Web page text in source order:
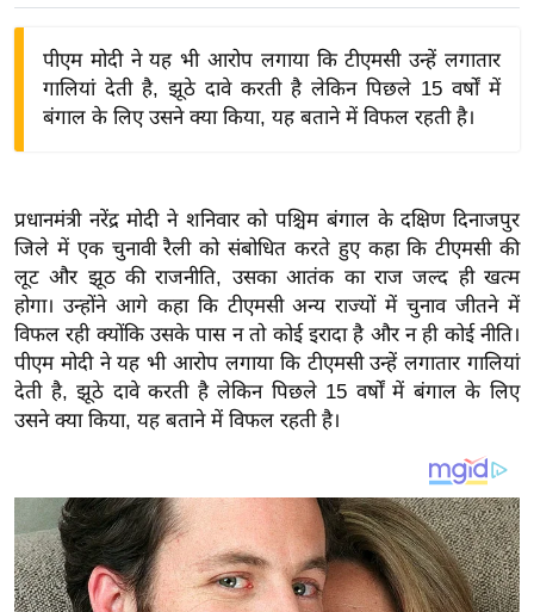
ज़
ग
त
वि
शे
ष
ज्ञ
रा
ब
ज
ट
खे
पीएम मोदी ने यह भी आरोप लगाया कि टीएमसी उन्हें लगातार
गालियां देती है, झूठे दावे करती है लेकिन पिछले 15 वर्षों में
बंगाल के लिए उसने क्या किया, यह बताने में विफल रहती है।
प्रधानमंत्री नरेंद्र मोदी ने शनिवार को पश्चिम बंगाल के दक्षिण दिनाजपुर
जिले में एक चुनावी रैली को संबोधित करते हुए कहा कि टीएमसी की
लूट और झूठ की राजनीति, उसका आतंक का राज जल्द ही खत्म
होगा। उन्होंने आगे कहा कि टीएमसी अन्य राज्यों में चुनाव जीतने में
विफल रही क्योंकि उसके पास न तो कोई इरादा है और न ही कोई नीति।
पीएम मोदी ने यह भी आरोप लगाया कि टीएमसी उन्हें लगातार गालियां
देती है, झूठे दावे करती है लेकिन पिछले 15 वर्षों में बंगाल के लिए
उसने क्या किया, यह बताने में विफल रहती है।